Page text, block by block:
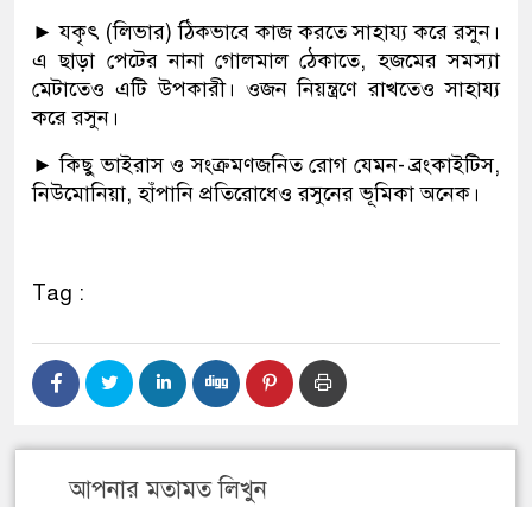
► যকৃৎ (লিভার) ঠিকভাবে কাজ করতে সাহায্য করে রসুন।
এ ছাড়া পেটের নানা গোলমাল ঠেকাতে, হজমের সমস্যা
মেটাতেও এটি উপকারী। ওজন নিয়ন্ত্রণে রাখতেও সাহায্য
করে রসুন।
► কিছু ভাইরাস ও সংক্রমণজনিত রোগ যেমন- ব্রংকাইটিস,
নিউমোনিয়া, হাঁপানি প্রতিরোধেও রসুনের ভূমিকা অনেক।
Tag :
আপনার মতামত লিখুন